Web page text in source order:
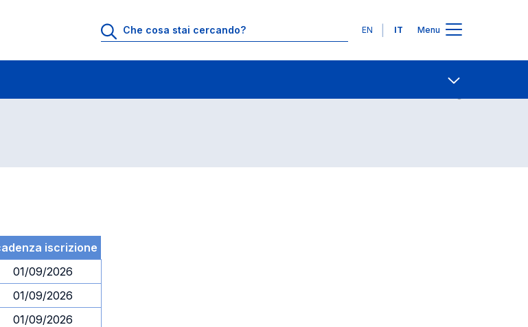
Lingue
EN IT Menu
Contatti
iscrizione
01/09/2026
01/09/2026
01/09/2026